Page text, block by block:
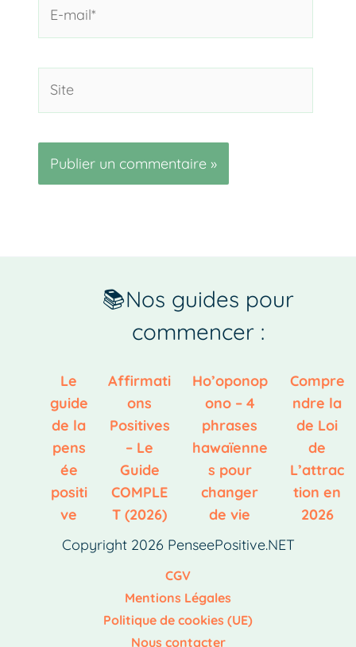
mail*
📚Nos guides pour
commencer :
Le
guide
de la
pens
ée
positi
ve
Affirmati
ons
Positives
– Le
Guide
COMPLE
T (2026)
Ho’oponop
ono – 4
phrases
hawaïenne
s pour
changer
de vie
Compre
ndre la
de Loi
de
L’attrac
tion en
2026
Copyright 2026 PenseePositive.NET
CGV
Mentions Légales
Politique de cookies (UE)
Nous contacter